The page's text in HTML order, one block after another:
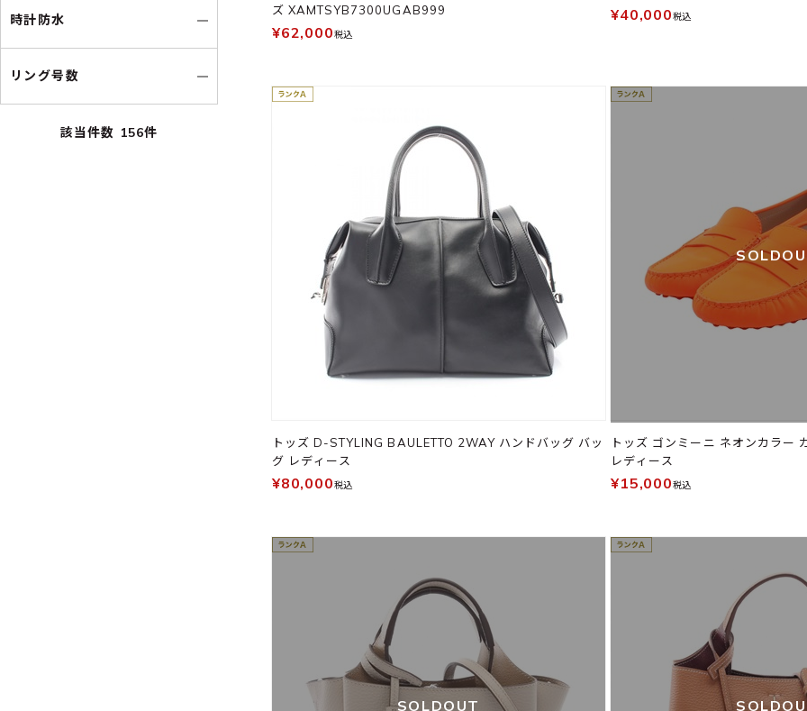
時計防水
リング号数
該当件数 156件
ズ XAMTSYB7300UGAB999
¥62,000税込
¥40,000税込
トッズ D-STYLING BAULETTO 2WAY ハンドバッグ バッ
グ レディース
¥80,000税込
トッズ ゴンミーニ ネオンカラー
レディース
¥15,000税込
SOLDOUT